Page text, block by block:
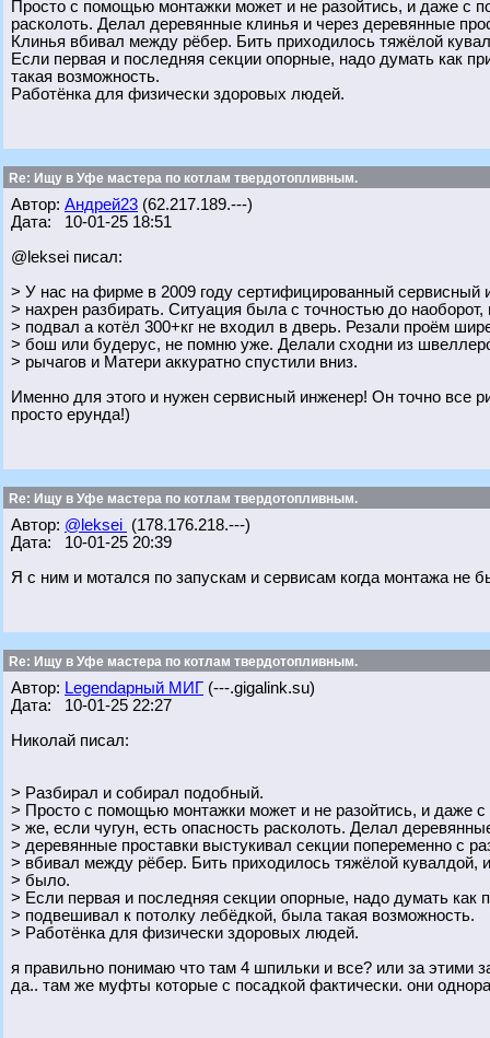
Просто с помощью монтажки может и не разойтись, и даже с
расколоть. Делал деревянные клинья и через деревянные
Клинья вбивал между рёбер. Бить приходилось тяжёлой
Если первая и последняя секции опорные, надо думать как
такая возможность.
Работёнка для физически здоровых людей.
Re: Ищу в Уфе мастера по котлам твердотопливным.
Автор: Андрей23 (62.217.189.---)
Дата: 10-01-25 18:51
@leksei писал:
> У нас на фирме в 2009 году сертифицированный сервисный
> нахрен разбирать. Ситуация была с точностью до
> подвал а котёл 300+кг не входил в дверь. Резали проём
> бош или будерус, не помню уже. Делали сходни из
> рычагов и Матери аккуратно спустили вниз.
Именно для этого и нужен сервисный инженер! Он точно все
просто ерунда!)
Re: Ищу в Уфе мастера по котлам твердотопливным.
Автор: @leksei (178.176.218.---)
Дата: 10-01-25 20:39
Я с ним и мотался по запускам и сервисам когда монтажа не
Re: Ищу в Уфе мастера по котлам твердотопливным.
Автор: Legendарный МИГ (---.gigalink.su)
Дата: 10-01-25 22:27
Николай писал:
> Разбирал и собирал подобный.
> Просто с помощью монтажки может и не разойтись, и даже
> же, если чугун, есть опасность расколоть. Делал
> деревянные проставки выстукивал секции попеременно с
> вбивал между рёбер. Бить приходилось тяжёлой кувалдой,
> было.
> Если первая и последняя секции опорные, надо думать как
> подвешивал к потолку лебёдкой, была такая возможность.
> Работёнка для физически здоровых людей.
я правильно понимаю что там 4 шпильки и все? или за этими
да.. там же муфты которые с посадкой фактически. они